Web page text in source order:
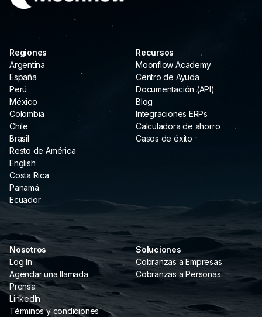
Soluciones
Cobranzas a Empresas
Cobranzas a Personas
Regiones
Argentina
España
Perú
México
Colombia
Chile
Brasil
Resto de América
English
Costa Rica
Panamá
Ecuador
Recursos
Moonflow Academy
Centro de Ayuda
Documentación (API)
Blog
Integraciones ERPs
Calculadora de ahorro
Casos de éxito
Nosotros
Log In
Agendar una llamada
Prensa
LinkedIn
Términos y condiciones